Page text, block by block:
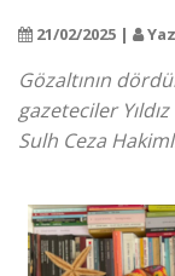
21/02/2025 |
Gözaltının
gazeteciler
Sulh Ceza